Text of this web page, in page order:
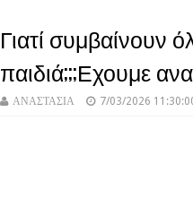
Γιατί συμβαίνουν
παιδιά;;;Εχουμε
ΑΝΑΣΤΑΣΙΑ 7/03/2026